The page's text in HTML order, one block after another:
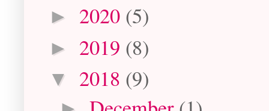
► 2020 (5)
► 2019 (8)
▼ 2018 (9)